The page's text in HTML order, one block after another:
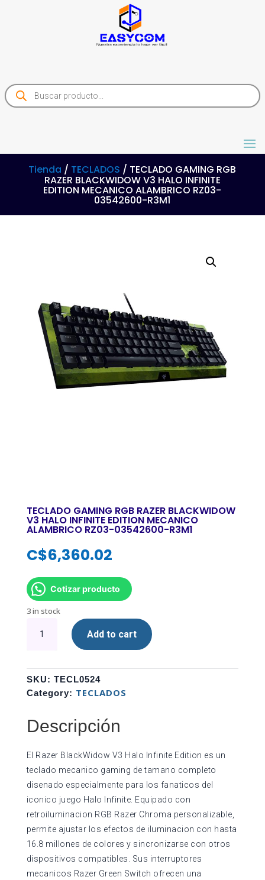
Products
search
Tienda / TECLADOS / TECLADO GAMING RGB
RAZER BLACKWIDOW V3 HALO INFINITE
EDITION MECANICO ALAMBRICO RZ03-
03542600-R3M1
TECLADO GAMING RGB RAZER BLACKWIDOW
V3 HALO INFINITE EDITION MECANICO
ALAMBRICO RZ03-03542600-R3M1
C$6,360.02
Cotizar producto
3 in stock
GAMING
BLACKWIDOW
V3
INFINITE
EDITION
ALAMBRICO
RZ03-
03542600-
R3M1
quantity
Add to cart
SKU: TECL0524
Category: TECLADOS
Descripción
El Razer BlackWidow V3 Halo Infinite Edition es un
teclado mecanico gaming de tamano completo
disenado especialmente para los fanaticos del
iconico juego Halo Infinite. Equipado con
retroiluminacion RGB Razer Chroma personalizable,
permite ajustar los efectos de iluminacion con hasta
16.8 millones de colores y sincronizarse con otros
dispositivos compatibles. Sus interruptores
mecanicos Razer Green Switch ofrecen una